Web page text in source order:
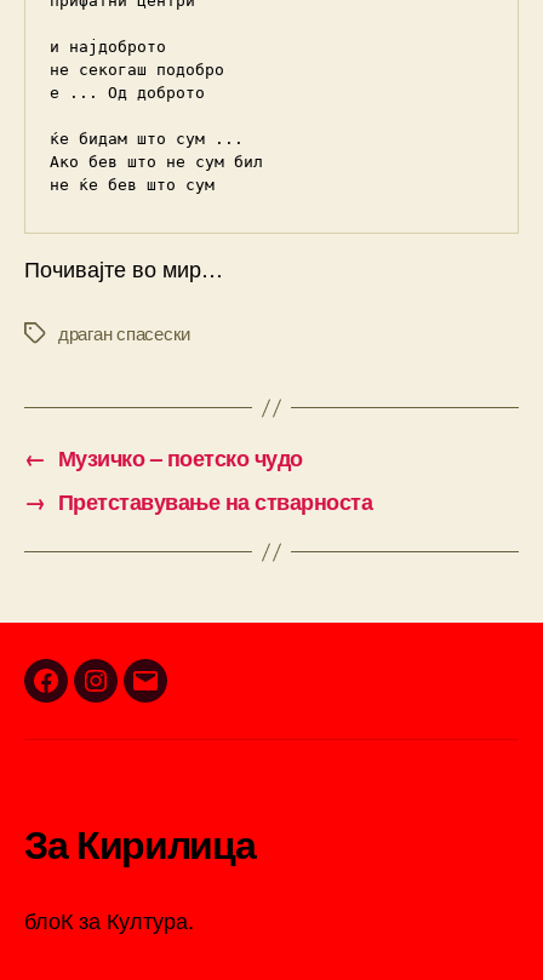
и најдоброто
не секогаш подобро
е ... Од доброто
ќе бидам што сум ...
Ако бев што не сум бил
не ќе бев што сум
Почивајте во мир…
Tagsдраган спасески
← Музичко – поетско чудо
→ Претставување на стварноста
Facebook
Instagram
Email
За Кирилица
блоК за Култура.